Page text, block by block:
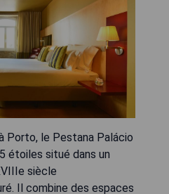
Porto, le Pestana Palácio
étoiles situé dans un
siècle
Il combine des espaces